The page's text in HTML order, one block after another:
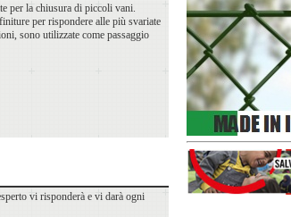
per la chiusura di piccoli vani.
per rispondere alle più svariate
sono utilizzate come passaggio
vi risponderà e vi darà ogni